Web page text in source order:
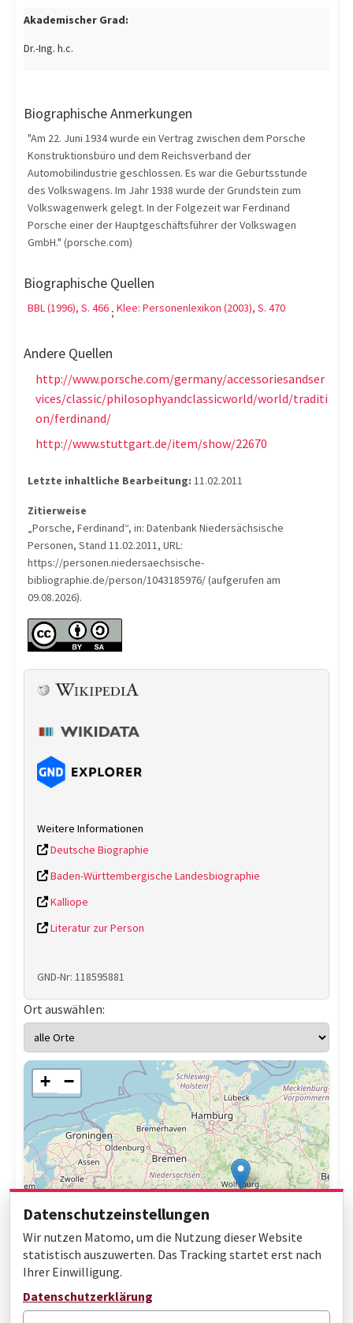
Akademischer Grad:
Dr.-Ing. h.c.
Biographische Anmerkungen
"Am 22. Juni 1934 wurde ein Vertrag zwischen dem Porsche
Konstruktionsbüro und dem Reichsverband der
Automobilindustrie geschlossen. Es war die Geburtsstunde
des Volkswagens. Im Jahr 1938 wurde der Grundstein zum
Volkswagenwerk gelegt. In der Folgezeit war Ferdinand
Porsche einer der Hauptgeschäftsführer der Volkswagen
GmbH." (porsche.com)
Biographische Quellen
BBL (1996), S. 466 ; Klee: Personenlexikon (2003), S. 470
Andere Quellen
http://www.porsche.com/germany/accessoriesandser
vices/classic/philosophyandclassicworld/world/traditi
on/ferdinand/
http://www.stuttgart.de/item/show/22670
Letzte inhaltliche Bearbeitung: 11.02.2011
Zitierweise
„Porsche, Ferdinand“, in: Datenbank Niedersächsische
Personen, Stand 11.02.2011, URL:
https://personen.niedersaechsische-
bibliographie.de/person/1043185976/ (aufgerufen am
09.08.2026).
Weitere Informationen
Deutsche Biographie
Baden-Württembergische Landesbiographie
Kalliope
Literatur zur Person
GND-Nr: 118595881
Ort auswählen:
+ −
Datenschutzeinstellungen
Wir nutzen Matomo, um die Nutzung dieser Website
statistisch auszuwerten. Das Tracking startet erst nach
Ihrer Einwilligung.
Datenschutzerklärung